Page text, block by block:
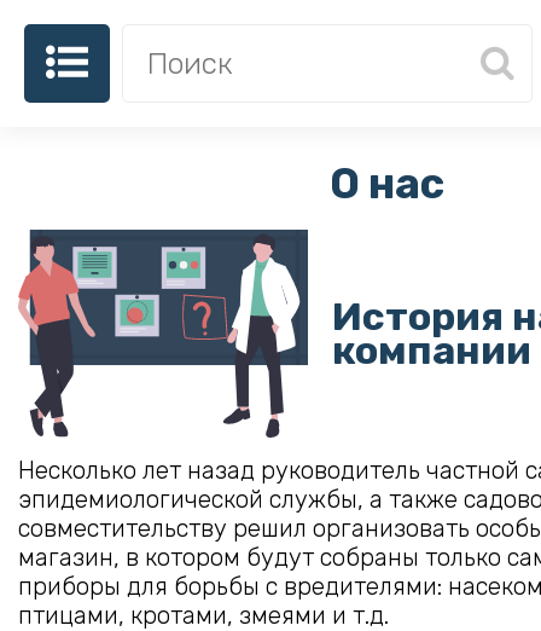
О нас
История
компании
Несколько лет назад руководитель частной
эпидемиологической службы, а также
совместительству решил организовать
магазин, в котором будут собраны только
приборы для борьбы с вредителями:
птицами, кротами, змеями и т.д.